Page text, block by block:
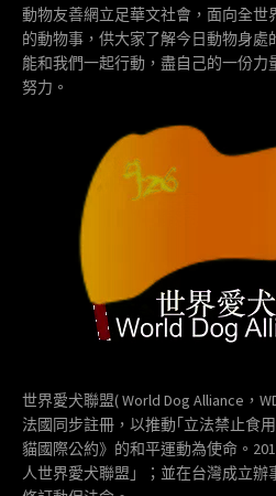
動物友善網立足華文社會，面向全
的動物事，供大家了解今日動物身
能和我們一起行動，盡自己的一份
努力。
世界愛犬聯盟( World Dog Alliance，
法國同步註冊，以推動｢立法禁止食
貓國際公約》的和平運動為使命。
人世界愛犬聯盟」；並在台灣成立